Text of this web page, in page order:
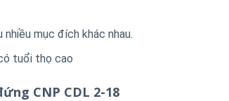
mục đích khác nhau.
tuổi thọ cao
CNP CDL 2-18